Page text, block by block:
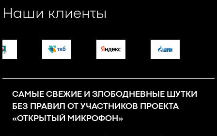
Наши клиенты
САМЫЕ СВЕЖИЕ И ЗЛОБОДНЕВНЫЕ ШУТКИ
БЕЗ ПРАВИЛ ОТ УЧАСТНИКОВ ПРОЕКТА
«ОТКРЫТЫЙ МИКРОФОН»